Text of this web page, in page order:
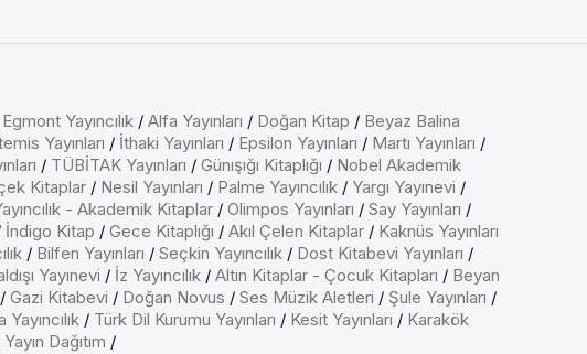
Yayıncılık / Alfa Yayınları / Doğan Kitap / Beyaz Balina
Yayınları / İthaki Yayınları / Epsilon Yayınları / Martı Yayınları /
/ TÜBİTAK Yayınları / Günışığı Kitaplığı / Nobel Akademik
Kitaplar / Nesil Yayınları / Palme Yayıncılık / Yargı Yayınevi /
- Akademik Kitaplar / Olimpos Yayınları / Say Yayınları /
İndigo Kitap / Gece Kitaplığı / Akıl Çelen Kitaplar / Kaknüs Yayınları
/ Bilfen Yayınları / Seçkin Yayıncılık / Dost Kitabevi Yayınları /
Yayınevi / İz Yayıncılık / Altın Kitaplar - Çocuk Kitapları / Beyan
/ Gazi Kitabevi / Doğan Novus / Ses Müzik Aletleri / Şule Yayınları /
Yayıncılık / Türk Dil Kurumu Yayınları / Kesit Yayınları / Karakök
Dağıtım /